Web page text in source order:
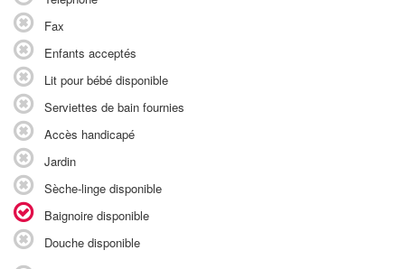
Fax
Enfants acceptés
Lit pour bébé disponible
Serviettes de bain fournies
Accès handicapé
Jardin
Sèche-linge disponible
Baignoire disponible
Douche disponible